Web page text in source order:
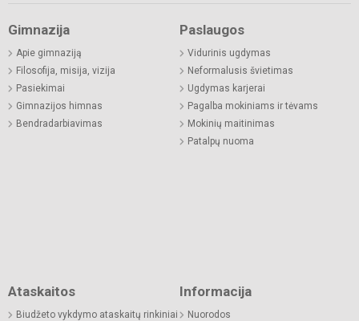
Gimnazija
Apie gimnaziją
Filosofija, misija, vizija
Pasiekimai
Gimnazijos himnas
Bendradarbiavimas
Paslaugos
Vidurinis ugdymas
Neformalusis švietimas
Ugdymas karjerai
Pagalba mokiniams ir tėvams
Mokinių maitinimas
Patalpų nuoma
Ataskaitos
Biudžeto vykdymo ataskaitų rinkiniai
Informacija
Nuorodos